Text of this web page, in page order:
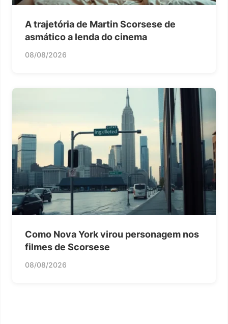
A trajetória de Martin Scorsese de
asmático a lenda do cinema
08/08/2026
Como Nova York virou personagem nos
filmes de Scorsese
08/08/2026